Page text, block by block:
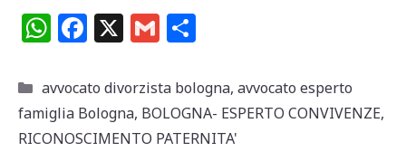
W
at
s
A
F
c
e
b
X G
ai
l
n
di
vi
Categorie
avvocato divorzista bologna, avvocato esperto
famiglia Bologna, BOLOGNA- ESPERTO CONVIVENZE,
RICONOSCIMENTO PATERNITA'